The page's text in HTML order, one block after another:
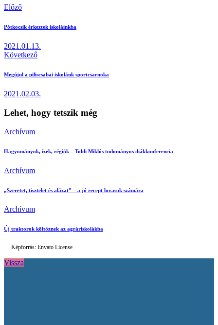
Előző
Pótkocsik érkeztek iskoláinkba
2021.01.13.
Következő
Megújul a piliscsabai iskolánk sportcsarnoka
2021.02.03.
Lehet, hogy tetszik még
Archívum
Hagyományok, ízek, régiók – Toldi Miklós tudományos diákkonferencia
Archívum
„Szeretet, tisztelet és alázat” – a jó recept lovasok számára
Archívum
Új traktorok költöznek az agráriskolákba
Képforrás: Envato License
Vissza